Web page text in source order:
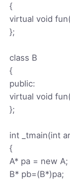
{
virtual void
};
class B
{
public:
virtual void
};
int _tmain(int
{
A* pa = new A;
B* pb=(B*)pa;